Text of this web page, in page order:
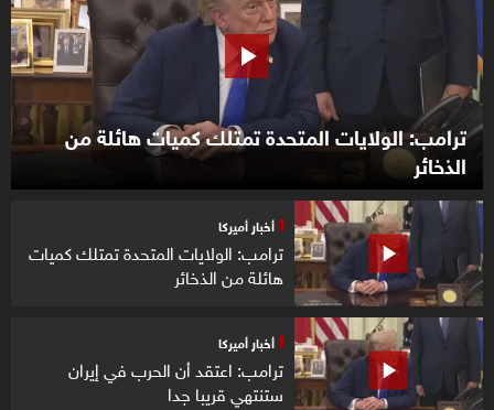
ترامب: الولايات المتحدة تمتلك كميات هائلة من
الذخائر
seconds
أخبار أميركا
ترامب: الولايات المتحدة تمتلك كميات
هائلة من الذخائر
أخبار أميركا
ترامب: اعتقد أن الحرب في إيران
ستنتهي قريبا جدا